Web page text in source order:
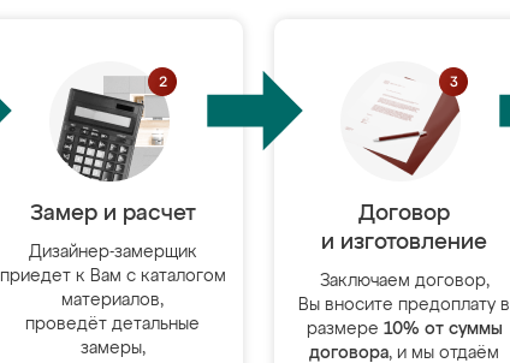
Замер и расчет
Дизайнер-замерщик
приедет к Вам с каталогом
материалов,
проведёт детальные
замеры,
Договор
и изготовление
Заключаем договор,
Вы вносите предоплату в
размере 10% от суммы
договора, и мы отдаём